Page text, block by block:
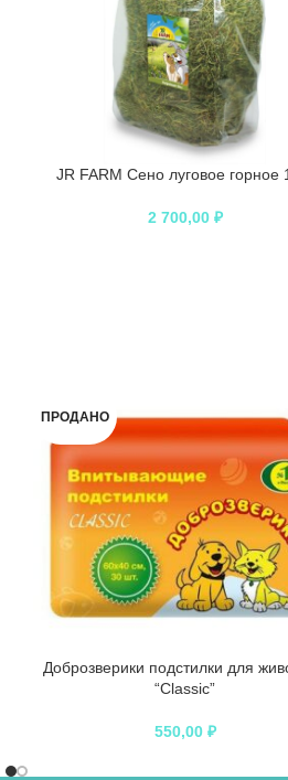
JR FARM Сено луговое горное
2 700,00 ₽
ПРОДАНО
Доброзверики подстилки для
“Classic”
550,00 ₽